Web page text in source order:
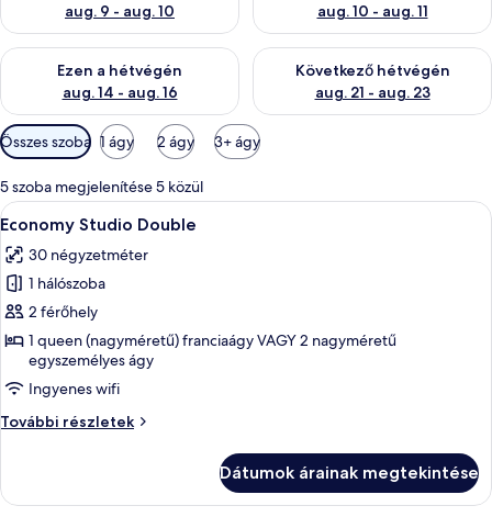
aug. 9 - aug. 10
aug. 10 - aug. 11
Ezen a hétvégén
aug. 14 - aug. 16
A mostani hétvégi rendelkezésre állás ellenőrzése: aug. 14 -
Következő hétvégén
aug. 21 - aug. 23
A következő hétvégi
Szobákhoz
rendelkezésre
álló
szűrők
Összes szoba 1 ágy 2 ágy 3+ ágy
5 szoba megjelenítése 5 közül
A
következő
szoba
összes
képének
megtekintése:
Economy
Studio
Double
Egy szállodai szoba, amelyben nagy
6
Economy Studio Double
30 négyzetméter
1 hálószoba
2 férőhely
1 queen (nagyméretű) franciaágy VAGY 2 nagyméretű
egyszemélyes ágy
Ingyenes wifi
További részletek
Economy
részletei
Dátumok árainak megtekintése